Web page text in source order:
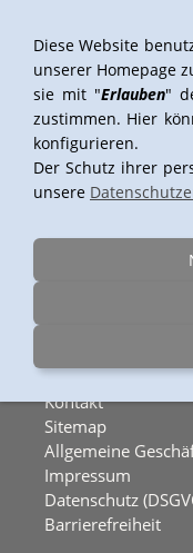
Navigation
FOTOSPEED
Kontakt
Sitemap
Allgemeine
Impressum
Datenschutz
Barrierefreiheit
Diese Website
unserer Homepage
sie mit "Erlauben"
zustimmen. Hier
konfigurieren.
Der Schutz ihrer
unsere